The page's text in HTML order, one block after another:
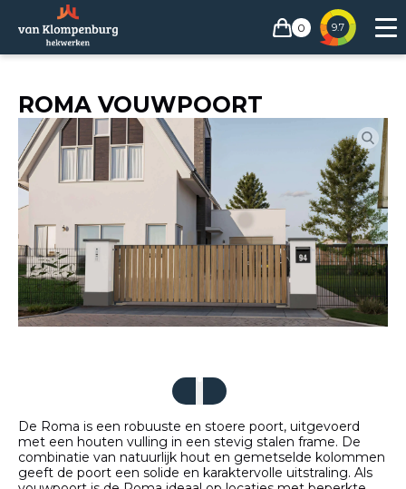
0 9.7
ROMA VOUWPOORT
De Roma is een robuuste en stoere poort, uitgevoerd
met een houten vulling in een stevig stalen frame. De
combinatie van natuurlijk hout en gemetselde kolommen
geeft de poort een solide en karaktervolle uitstraling. Als